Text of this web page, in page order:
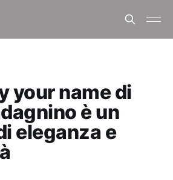
your name di
è un
eleganza e